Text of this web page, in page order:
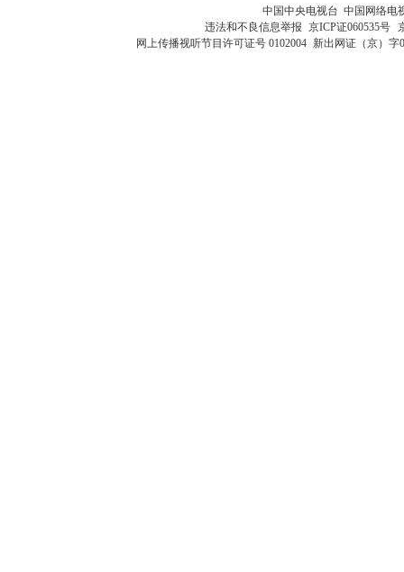
中国中央电视台 中国网络电
违法和不良信息举报 京ICP证060535号
网上传播视听节目许可证号 0102004 新出网证（京）